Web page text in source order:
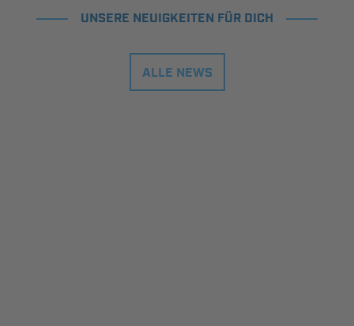
UNSERE NEUIGKEITEN FÜR DICH
ALLE NEWS